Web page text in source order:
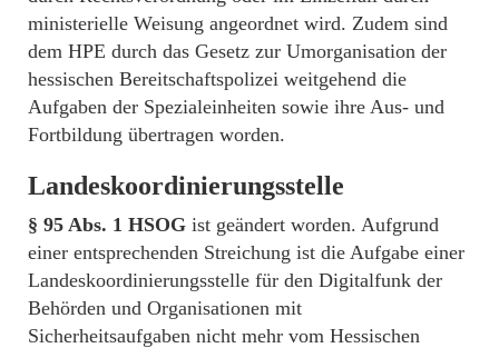
ministerielle Weisung angeordnet wird. Zudem sind
dem HPE durch das Gesetz zur Umorganisation der
hessischen Bereitschaftspolizei weitgehend die
Aufgaben der Spezialeinheiten sowie ihre Aus- und
Fortbildung übertragen worden.
Landeskoordinierungsstelle
§ 95 Abs. 1 HSOG ist geändert worden. Aufgrund
einer entsprechenden Streichung ist die Aufgabe einer
Landeskoordinierungsstelle für den Digitalfunk der
Behörden und Organisationen mit
Sicherheitsaufgaben nicht mehr vom Hessischen